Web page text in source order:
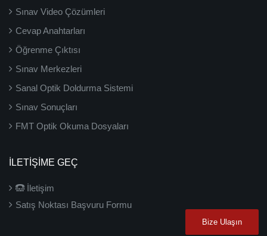
Sınav Video Çözümleri
Cevap Anahtarları
Öğrenme Çıktısı
Sınav Merkezleri
Sanal Optik Doldurma Sistemi
Sınav Sonuçları
FMT Optik Okuma Dosyaları
İLETIŞIME GEÇ
İletişim
Satış Noktası Başvuru Formu
Bize Ulaşın